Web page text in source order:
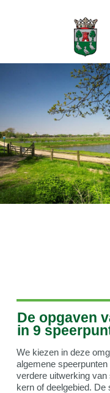
We kiezen in deze
algemene
verdere uitwerking
kern of deelgebied. De
De opgaven
in 9